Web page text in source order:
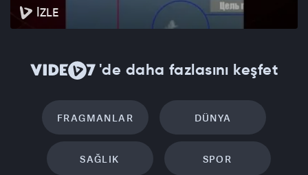
İZLE
'de daha fazlasını keşfet
FRAGMANLAR DÜNYA
SAĞLIK SPOR